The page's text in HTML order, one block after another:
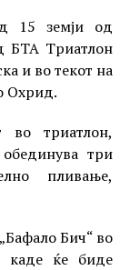
15 земји од
БТА Триатлон
и во текот на
Охрид.
во триатлон,
три
пливање,
Бич“ во
каде ќе биде